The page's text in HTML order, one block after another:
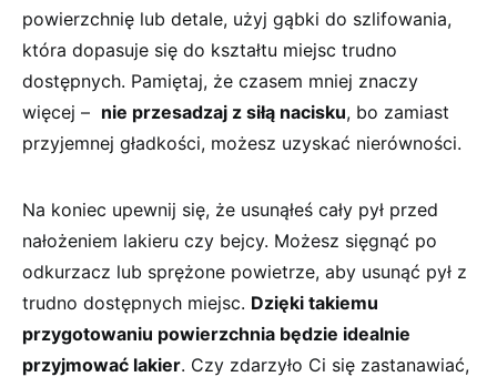
powierzchnię lub detale, użyj gąbki do szlifowania,
która dopasuje się⁣ do ⁢kształtu miejsc trudno
dostępnych. Pamiętaj, że czasem mniej znaczy
więcej – ⁤ nie przesadzaj ⁣z siłą nacisku, bo zamiast
przyjemnej gładkości, możesz uzyskać nierówności.
Na koniec upewnij się, że usunąłeś cały‌ pył przed
nałożeniem lakieru czy bejcy. Możesz sięgnąć po
odkurzacz lub sprężone powietrze, aby usunąć pył z
trudno⁤ dostępnych miejsc. Dzięki takiemu
przygotowaniu powierzchnia będzie idealnie
przyjmować lakier. Czy zdarzyło Ci​ się ⁤zastanawiać,